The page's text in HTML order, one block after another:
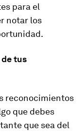
para el
notar los
tus
reconocimientos
que debes
que sea del